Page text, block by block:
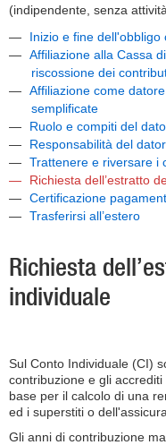
(indipendente, senza
Inizio e fine
Affiliazione alla Cassa
riscossione dei
Affiliazione come
semplificate
Ruolo e compiti del
Responsabilità del
Trattenere e riversare i
Richiesta dell’estratto
Certificazione
Trasferirsi all’estero
Richiesta
individuale
Sul Conto Individuale (CI)
contribuzione e gli
base per il calcolo di una
ed i superstiti o
Gli anni di contribuzione